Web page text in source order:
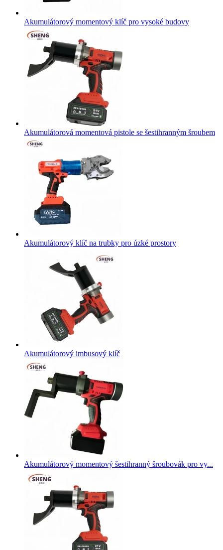
Akumulátorový momentový klíč pro vysoké budovy
Akumulátorová momentová pistole se šestihranným šroubem
Akumulátorový klíč na trubky pro úzké prostory
Akumulátorový imbusový klíč
Akumulátorový momentový šestihranný šroubovák pro vy...